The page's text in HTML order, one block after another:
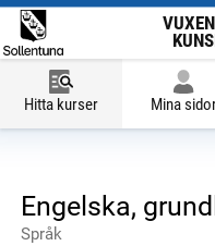
Hitta kurser Mina
Engelska,
Språk